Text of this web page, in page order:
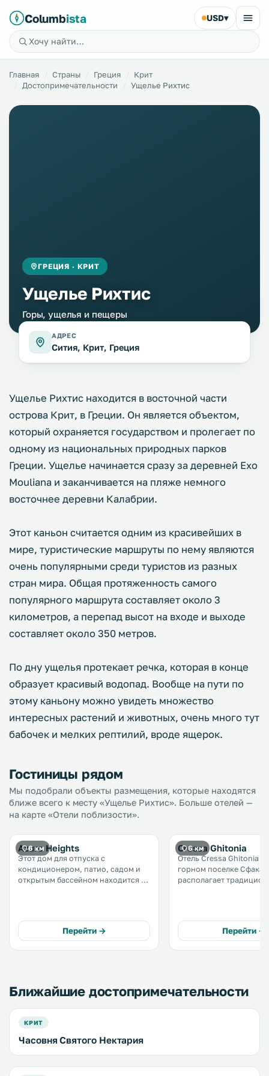
Columbista USD▾
Главная Страны Греция
Крит
Достопримечательности
Ущелье Рихтис
ГРЕЦИЯ · КРИТ
Ущелье Рихтис
Горы, ущелья и пещеры
АДРЕС
Сития, Крит, Греция
Ущелье Рихтис находится в восточной части
острова Крит, в Греции. Он является объектом,
который охраняется государством и пролегает по
одному из национальных природных парков
Греции. Ущелье начинается сразу за деревней Exo
Mouliana и заканчивается на пляже немного
восточнее деревни Калабрии.
Этот каньон считается одним из красивейших в
мире, туристические маршруты по нему являются
очень популярными среди туристов из разных
стран мира. Общая протяженность самого
популярного маршрута составляет около 3
километров, а перепад высот на входе и выходе
составляет около 350 метров.
По дну ущелья протекает речка, которая в конце
образует красивый водопад. Вообще на пути по
этому каньону можно увидеть множество
интересных растений и животных, очень много тут
бабочек и мелких рептилий, вроде ящерок.
Гостиницы рядом
Мы подобрали объекты размещения, которые находятся
ближе всего к месту «Ущелье Рихтис». Больше отелей —
на карте «Отели поблизости».
6 км
Azure Heights
Этот дом для отпуска с
кондиционером, патио, садом и
открытым бассейном находится в
Перейти →
6 км
Cressa Ghitonia
Отель Cressa Ghitonia
горном поселке Сфака
располагает
напитки, а из его окон
открывается вид на
Перейти →
Ближайшие достопримечательности
КРИТ
Часовня Святого Нектария